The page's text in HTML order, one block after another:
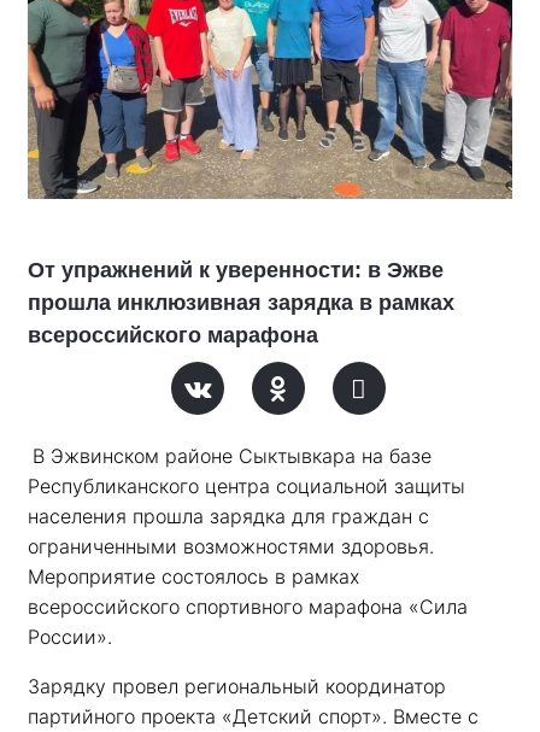
От упражнений к уверенности: в Эжве
прошла инклюзивная зарядка в рамках
всероссийского марафона
В Эжвинском районе Сыктывкара на базе
Республиканского центра социальной защиты
населения прошла зарядка для граждан с
ограниченными возможностями здоровья.
Мероприятие состоялось в рамках
всероссийского спортивного марафона «Сила
России».
Зарядку провел региональный координатор
партийного проекта «Детский спорт». Вместе с